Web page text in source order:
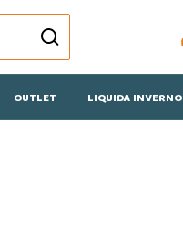
OUTLET LIQUIDA INVERNO